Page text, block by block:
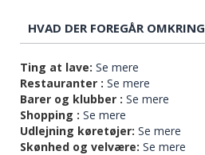
HVAD DER FOREGÅR OMKRING
Ting at lave: Se mere
Restauranter : Se mere
Barer og klubber : Se mere
Shopping : Se mere
Udlejning køretøjer: Se mere
Skønhed og velvære: Se mere